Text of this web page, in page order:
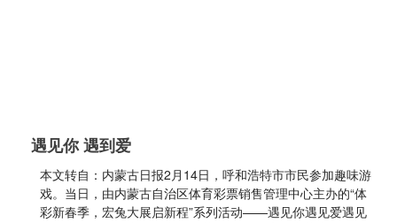
遇见你 遇到爱
本文转自：内蒙古日报2月14日，呼和浩特市市民参加趣味游
戏。当日，由内蒙古自治区体育彩票销售管理中心主办的“体
彩新春季，宏兔大展启新程”系列活动——遇见你遇见爱遇见